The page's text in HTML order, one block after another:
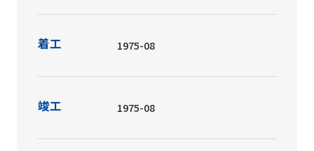
着工 1975-08
竣工 1975-08